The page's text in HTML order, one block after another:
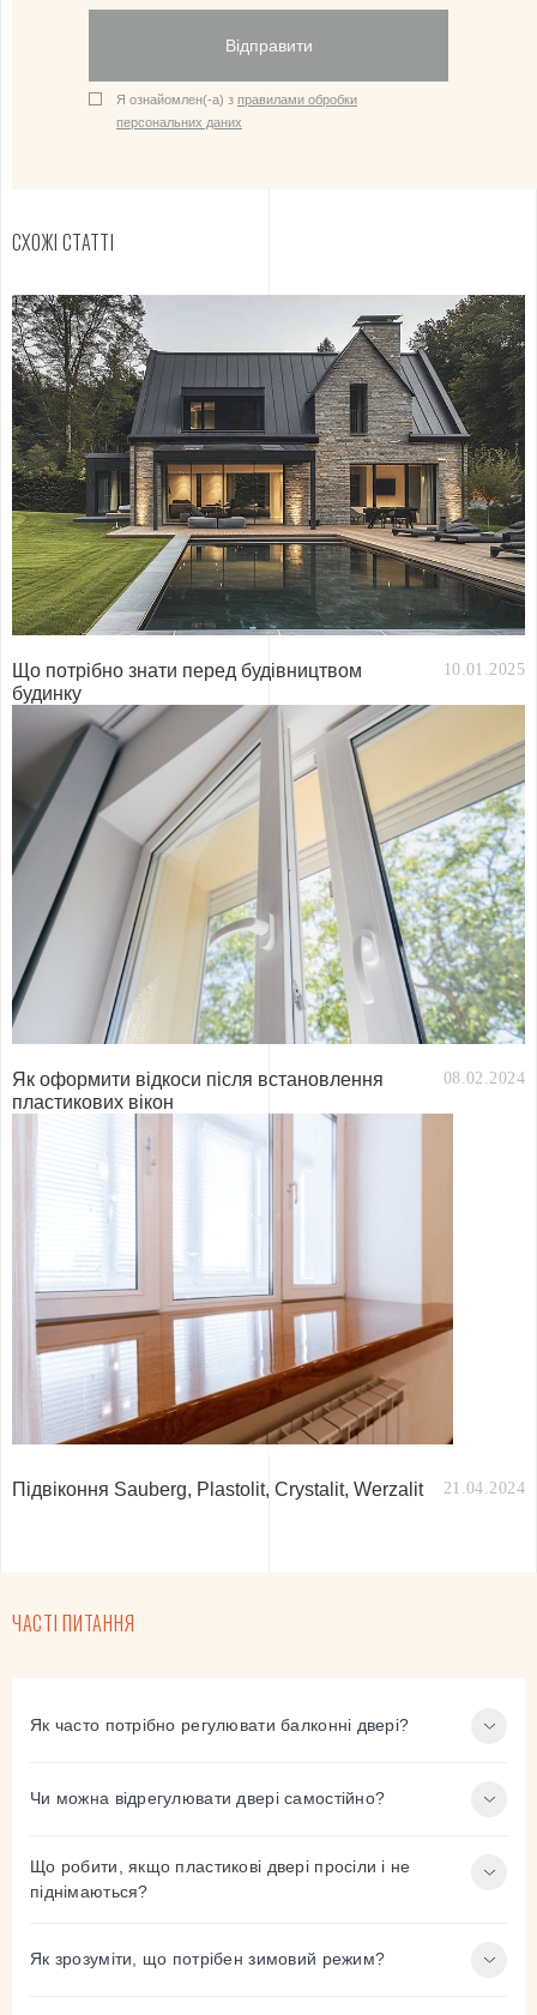
Відправити
Я ознайомлен(-а) з правилами обробки
персональних даних
СХОЖІ СТАТТІ
Що потрібно знати перед будівництвом
будинку
10.01.2025
Як оформити відкоси після встановлення
пластикових вікон
08.02.2024
Підвіконня Sauberg, Plastolit, Crystalit, Werzalit 21.04.2024
ЧАСТІ ПИТАННЯ
Як часто потрібно регулювати балконні двері?
Чи можна відрегулювати двері самостійно?
Що робити, якщо пластикові двері просіли і не
піднімаються?
Як зрозуміти, що потрібен зимовий режим?